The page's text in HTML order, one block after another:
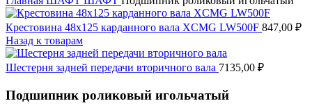
Крестовина 48х125 карданного вала XCMG LW500F 847,00 ₽
Назад к товарам
Шестерня задней передачи вторичного вала 7135,00 ₽
Подшипник роликовый игольчатый